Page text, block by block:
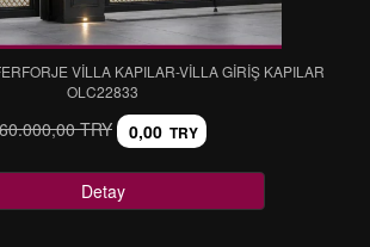
VİLLA KAPILAR-VİLLA GİRİŞ KAPILAR
OLC22833
60.000,00 TRY 0,00 TRY
Detay